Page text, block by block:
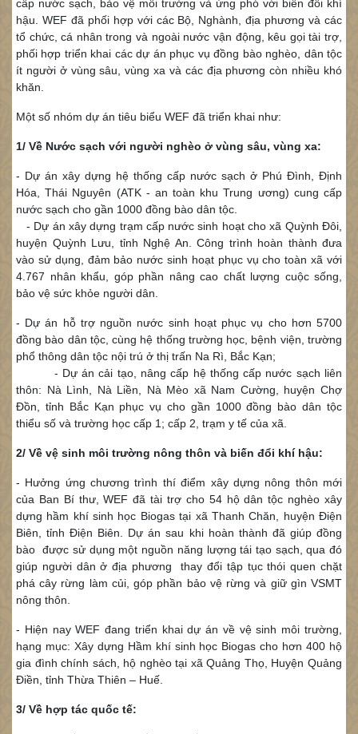
cấp nước sạch, bảo vệ môi trường và ứng phó với biến đổi khí
hậu. WEF đã phối hợp với các Bộ, Nghành, địa phương và các
tổ chức, cá nhân trong và ngoài nước vận động, kêu gọi tài trợ,
phối hợp triển khai các dự án phục vụ đồng bào nghèo, dân tộc
ít người ở vùng sâu, vùng xa và các địa phương còn nhiều khó
khăn.
Một số nhóm dự án tiêu biểu WEF đã triển khai như:
1/ Về Nước sạch với người nghèo ở vùng sâu, vùng xa:
- Dự án xây dựng hệ thống cấp nước sạch ở Phú Đình, Định
Hóa, Thái Nguyên (ATK - an toàn khu Trung ương) cung cấp
nước sạch cho gần 1000 đồng bào dân tộc.
- Dự án xây dựng trạm cấp nước sinh hoạt cho xã Quỳnh Đôi,
huyện Quỳnh Lưu, tỉnh Nghệ An. Công trình hoàn thành đưa
vào sử dụng, đảm bảo nước sinh hoạt phục vụ cho toàn xã với
4.767 nhân khẩu, góp phần nâng cao chất lượng cuộc sống,
bảo vệ sức khỏe người dân.
- Dự án hỗ trợ nguồn nước sinh hoạt phục vụ cho hơn 5700
đồng bào dân tộc, cùng hệ thống trường học, bệnh viện, trường
phổ thông dân tộc nội trú ở thị trấn Na Rì, Bắc Kạn;
- Dự án cải tạo, nâng cấp hệ thống cấp nước sạch liên
thôn: Nà Lình, Nà Liền, Nà Mèo xã Nam Cường, huyện Chợ
Đồn, tỉnh Bắc Kạn phục vụ cho gần 1000 đồng bào dân tộc
thiểu số và trường học cấp 1; cấp 2, trạm y tế của xã.
2/ Về vệ sinh môi trường nông thôn và biến đổi khí hậu:
- Hưởng ứng chương trình thí điểm xây dựng nông thôn mới
của Ban Bí thư, WEF đã tài trợ cho 54 hộ dân tộc nghèo xây
dựng hầm khí sinh học Biogas tại xã Thanh Chăn, huyện Điện
Biên, tỉnh Điện Biên. Dự án sau khi hoàn thành đã giúp đồng
bào được sử dụng một nguồn năng lượng tái tạo sạch, qua đó
giúp người dân ở địa phương thay đổi tập tục thói quen chặt
phá cây rừng làm củi, góp phần bảo vệ rừng và giữ gìn VSMT
nông thôn.
- Hiện nay WEF đang triển khai dự án về vệ sinh môi trường,
hạng mục: Xây dựng Hầm khí sinh học Biogas cho hơn 400 hộ
gia đình chính sách, hộ nghèo tại xã Quảng Thọ, Huyện Quảng
Điền, tỉnh Thừa Thiên – Huế.
3/ Về hợp tác quốc tế: